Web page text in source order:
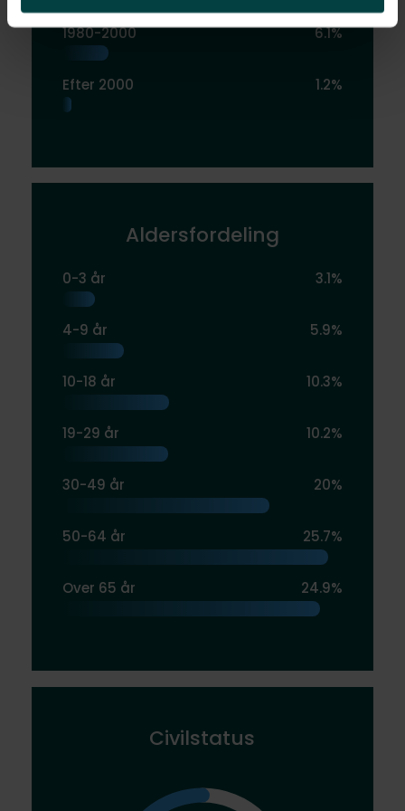
1980-2000 6.1%
Efter 2000 1.2%
Aldersfordeling
0-3 år 3.1%
4-9 år 5.9%
10-18 år 10.3%
19-29 år 10.2%
30-49 år 20%
50-64 år 25.7%
Over 65 år 24.9%
Civilstatus